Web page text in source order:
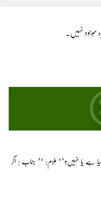
موجود نہیں۔
ہے یا نہیں؟’‘ ملزم: ‘’ جناب ! اگر